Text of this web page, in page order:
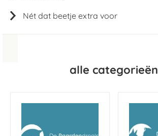
alle categorieën
Nét dat beetje extra voor